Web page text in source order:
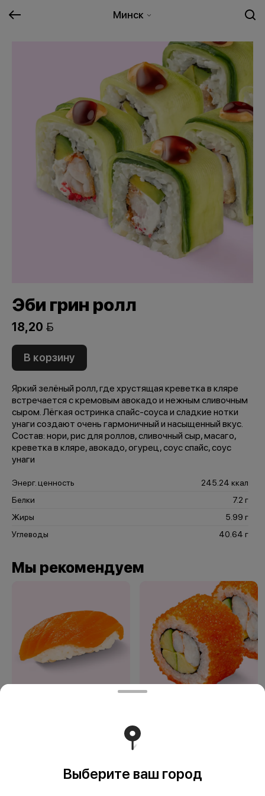
Минск
Эби грин ролл
18,20 
В корзину
Яркий зелёный ролл, где хрустящая креветка в кляре
встречается с кремовым авокадо и нежным сливочным
сыром. Лёгкая остринка спайс-соуса и сладкие нотки
унаги создают очень гармоничный и насыщенный вкус.
Состав: нори, рис для роллов, сливочный сыр, масаго,
креветка в кляре, авокадо, огурец, соус спайс, соус
унаги
Энерг. ценность
245.24 ккал
Белки
7.2 г
Жиры
5.99 г
Углеводы
40.64 г
Мы рекомендуем
Выберите ваш город